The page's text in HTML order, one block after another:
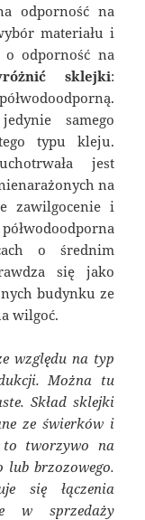
odporność na
materiału i
o odporność na
sklejki:
samego
typu kleju.
jest
na
zawilgocenie i
o średnim
się jako
budynku ze
wilgoć.
względu na typ
Można tu
Skład sklejki
ze świerków i
to tworzywo na
lub brzozowego.
się łączenia
w sprzedaży